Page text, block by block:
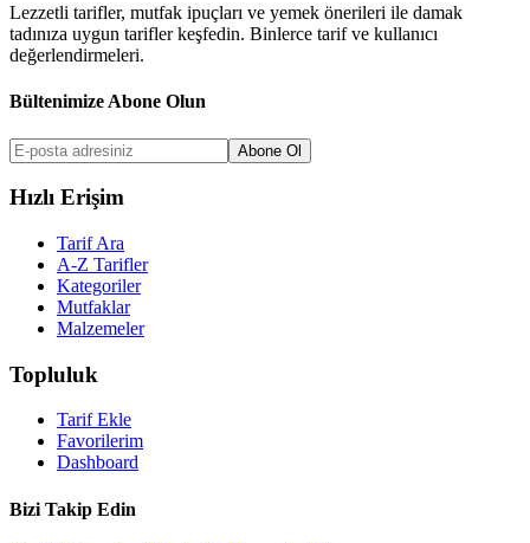
Lezzetli tarifler, mutfak ipuçları ve yemek önerileri ile damak
tadınıza uygun tarifler keşfedin. Binlerce tarif ve kullanıcı
değerlendirmeleri.
Bültenimize Abone Olun
Abone Ol
Hızlı Erişim
Tarif Ara
A-Z Tarifler
Kategoriler
Mutfaklar
Malzemeler
Topluluk
Tarif Ekle
Favorilerim
Dashboard
Bizi Takip Edin